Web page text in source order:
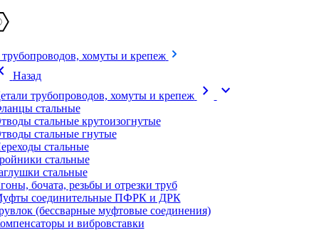
трубопроводов, хомуты и крепеж
Назад
трубопроводов, хомуты и крепеж
chevron_right expand_more
стальные
стальные крутоизогнутые
стальные гнутые
стальные
стальные
стальные
бочата, резьбы и отрезки труб
соединительные ПФРК и ДРК
(бессварные муфтовые соединения)
и вибровставки